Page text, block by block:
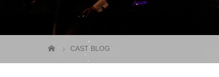
CAST BLOG